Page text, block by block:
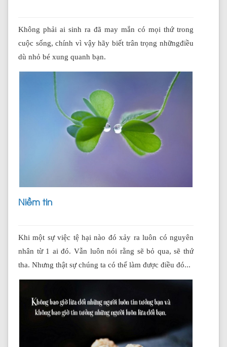
Không phải ai sinh ra đã may mắn có mọi thứ trong
cuộc sống, chính vì vậy hãy biết trân trọng nhữngđiều
dù nhỏ bé xung quanh bạn.
Niềm tin
Khi một sự việc tệ hại nào đó xảy ra luôn có nguyên
nhân từ 1 ai đó. Vẫn luôn nói rằng sẽ bỏ qua, sẽ thứ
tha. Nhưng thật sự chúng ta có thể làm được điều đó...